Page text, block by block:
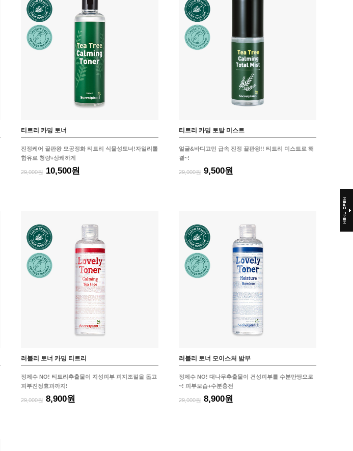
티트리 카밍 토너
진정케어 끝판왕 모공정화 티트리 식물성토너!자일리톨
함유로 청량+상쾌하게
29,000원 10,500원
티트리 카밍 토탈 미스트
얼굴&바디고민 급속 진정 끝판왕!! 티트리 미스트로 해
결~!
29,000원 9,500원
러블리 토너 카밍 티트리
정제수 NO! 티트리추출물이 지성피부 피지조절을 돕고
피부진정효과까지!
29,000원 8,900원
러블리 토너 모이스처 밤부
정제수 NO! 대나무추출물이 건성피부를 수분만땅으로
~! 피부보습+수분충전
29,000원 8,900원